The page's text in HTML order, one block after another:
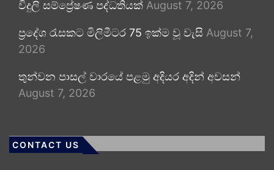
විදුලි සම්ප්‍රේෂණ පද්ධතියක් August 7, 2026
ප්‍රදේශ රැසකට මිලිමීටර 75 ඉක්ම වූ වැසි August 7,
2026
තුන්වන පාසල් වාරයේ පළමු අදියර අදින් අවසන්
August 7, 2026
CONTACT US